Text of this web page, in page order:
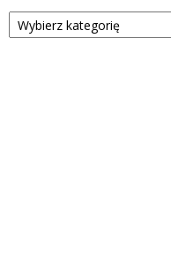
Kategorie